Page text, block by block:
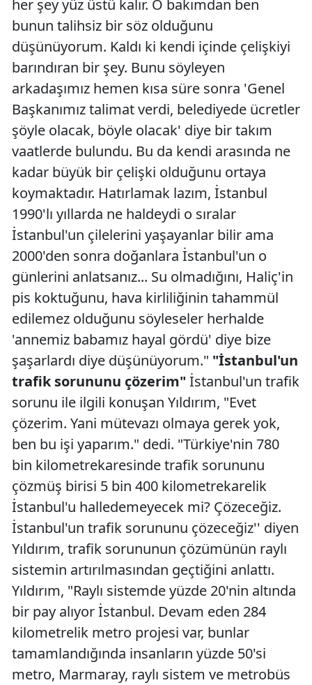
her şey yüz üstü kalır. O bakımdan ben
bunun talihsiz bir söz olduğunu
düşünüyorum. Kaldı ki kendi içinde çelişkiyi
barındıran bir şey. Bunu söyleyen
arkadaşımız hemen kısa süre sonra 'Genel
Başkanımız talimat verdi, belediyede ücretler
şöyle olacak, böyle olacak' diye bir takım
vaatlerde bulundu. Bu da kendi arasında ne
kadar büyük bir çelişki olduğunu ortaya
koymaktadır. Hatırlamak lazım, İstanbul
1990'lı yıllarda ne haldeydi o sıralar
İstanbul'un çilelerini yaşayanlar bilir ama
2000'den sonra doğanlara İstanbul'un o
günlerini anlatsanız... Su olmadığını, Haliç'in
pis koktuğunu, hava kirliliğinin tahammül
edilemez olduğunu söyleseler herhalde
'annemiz babamız hayal gördü' diye bize
şaşarlardı diye düşünüyorum." "İstanbul'un
trafik sorununu çözerim" İstanbul'un trafik
sorunu ile ilgili konuşan Yıldırım, "Evet
çözerim. Yani mütevazı olmaya gerek yok,
ben bu işi yaparım." dedi. "Türkiye'nin 780
bin kilometrekaresinde trafik sorununu
çözmüş birisi 5 bin 400 kilometrekarelik
İstanbul'u halledemeyecek mi? Çözeceğiz.
İstanbul'un trafik sorununu çözeceğiz'' diyen
Yıldırım, trafik sorununun çözümünün raylı
sistemin artırılmasından geçtiğini anlattı.
Yıldırım, "Raylı sistemde yüzde 20'nin altında
bir pay alıyor İstanbul. Devam eden 284
kilometrelik metro projesi var, bunlar
tamamlandığında insanların yüzde 50'si
metro, Marmaray, raylı sistem ve metrobüs